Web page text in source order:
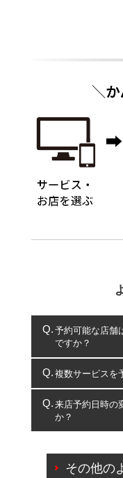
予約可能な店舗
ですか？
コクピット・タ
複数サービスを
複数サービスの
一部の商品・サー
出来ないものもござ
来店予約日時の
か？
ご来店予約日の
その他の